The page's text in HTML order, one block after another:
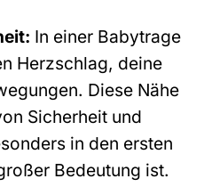
In einer Babytrage
Herzschlag, deine
Diese Nähe
Sicherheit und
in den ersten
Bedeutung ist.